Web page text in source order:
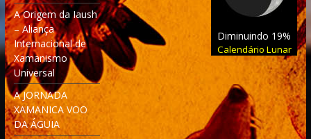
A Origem da Iaush
– Aliança
Internacional de
Xamanismo
Universal
A JORNADA
XAMANICA VOO
DA ÁGUIA
Diminuindo 19%
Calendário Lunar